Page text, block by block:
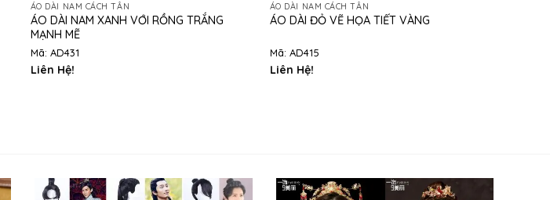
ÁO DÀI NAM CÁCH TÂN
ÁO DÀI NAM XANH VỚI RỒNG TRẮNG
MẠNH MẼ
Mã: AD431
Liên Hệ!
ÁO DÀI NAM CÁCH TÂN
ÁO DÀI ĐỎ VẼ HỌA TIẾT VÀNG
Mã: AD415
Liên Hệ!